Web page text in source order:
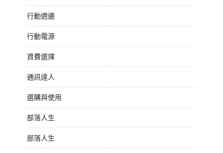
行動週邊
行動電源
資費選擇
通訊達人
選購與使用
部落人生
部落人生